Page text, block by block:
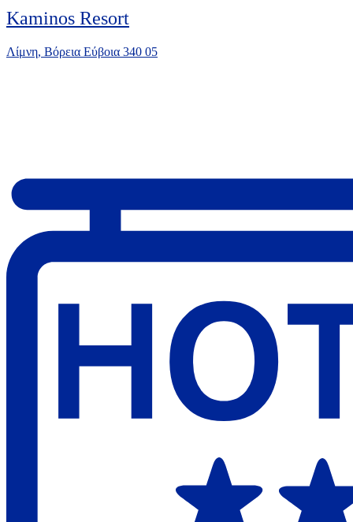
Kaminos Resort
Λίμνη, Βόρεια Εύβοια 340 05